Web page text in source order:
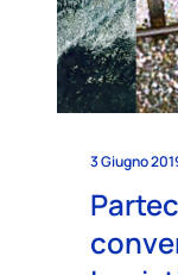
3 Giugno